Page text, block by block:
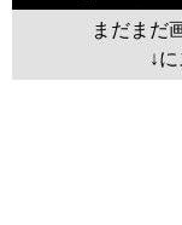
まだまだ
↓